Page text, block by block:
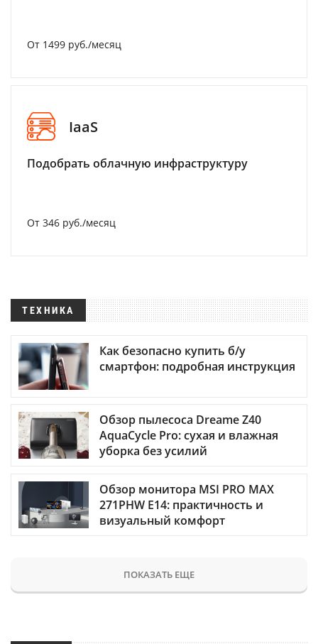
От 1499 руб./месяц
IaaS
Подобрать облачную инфраструктуру
От 346 руб./месяц
ТЕХНИКА
Как безопасно купить б/у
смартфон: подробная инструкция
Обзор пылесоса Dreame Z40
AquaCycle Pro: сухая и влажная
уборка без усилий
Обзор монитора MSI PRO MAX
271PHW E14: практичность и
визуальный комфорт
ПОКАЗАТЬ ЕЩЕ